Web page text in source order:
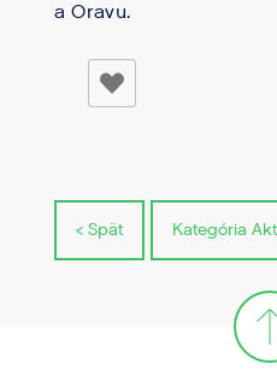
a Oravu.
< Spät Kategória